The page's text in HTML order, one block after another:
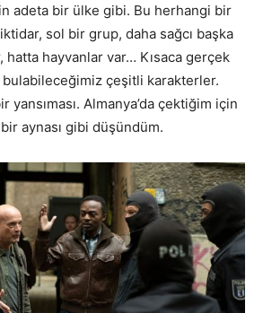
adeta bir ülke gibi. Bu herhangi bir
sol bir grup, daha sağcı başka
hatta hayvanlar var… Kısaca gerçek
çeşitli karakterler.
yansıması. Almanya’da çektiğim için
aynası gibi düşündüm.